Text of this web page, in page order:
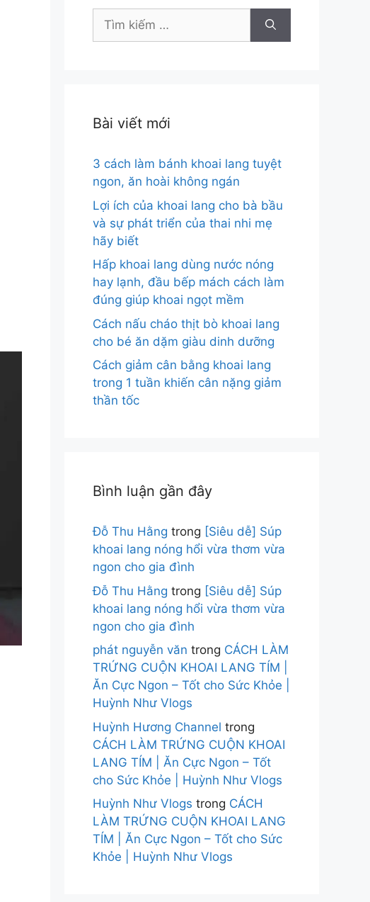
Tìm
Bài viết mới
3 cách làm bánh khoai lang tuyệt
ngon, ăn hoài không ngán
Lợi ích của khoai lang cho bà bầu
và sự phát triển của thai nhi mẹ
hãy biết
Hấp khoai lang dùng nước nóng
hay lạnh, đầu bếp mách cách làm
đúng giúp khoai ngọt mềm
Cách nấu cháo thịt bò khoai lang
cho bé ăn dặm giàu dinh dưỡng
Cách giảm cân bằng khoai lang
trong 1 tuần khiến cân nặng giảm
thần tốc
Bình luận gần đây
Đỗ Thu Hằng trong [Siêu dễ] Súp
khoai lang nóng hổi vừa thơm vừa
ngon cho gia đình
Đỗ Thu Hằng trong [Siêu dễ] Súp
khoai lang nóng hổi vừa thơm vừa
ngon cho gia đình
phát nguyễn văn trong CÁCH LÀM
TRỨNG CUỘN KHOAI LANG TÍM |
Ăn Cực Ngon – Tốt cho Sức Khỏe |
Huỳnh Như Vlogs
Huỳnh Hương Channel trong
CÁCH LÀM TRỨNG CUỘN KHOAI
LANG TÍM | Ăn Cực Ngon – Tốt
cho Sức Khỏe | Huỳnh Như Vlogs
Huỳnh Như Vlogs trong CÁCH
LÀM TRỨNG CUỘN KHOAI LANG
TÍM | Ăn Cực Ngon – Tốt cho Sức
Khỏe | Huỳnh Như Vlogs